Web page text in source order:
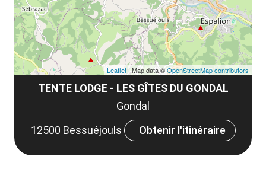
TENTE LODGE - LES GÎTES DU GONDAL
Gondal
12500 Bessuéjouls
Obtenir l'itinéraire
Leaflet | Map data ©OpenStreetMap contributors